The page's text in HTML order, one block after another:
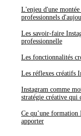
L'enjeu d'une
professionnels
Les savoir-faire
professionnelle
Les fonctionnalités
Les réflexes créatifs
Instagram comme
stratégie créative qui
Ce qu’une formation
apporter